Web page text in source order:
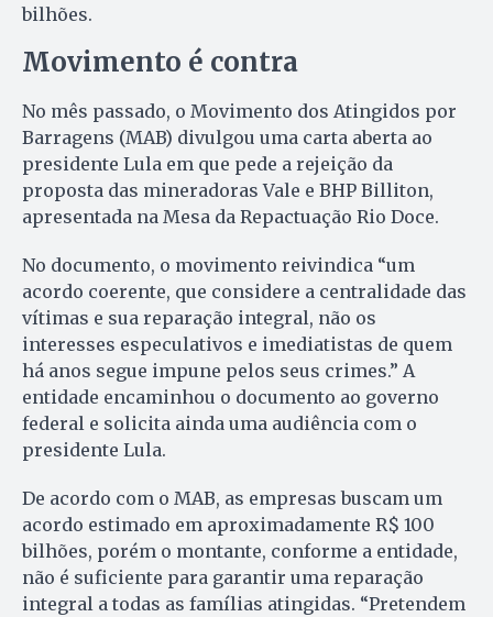
bilhões.
Movimento é contra
No mês passado, o Movimento dos Atingidos por
Barragens (MAB) divulgou uma carta aberta ao
presidente Lula em que pede a rejeição da
proposta das mineradoras Vale e BHP Billiton,
apresentada na Mesa da Repactuação Rio Doce.
No documento, o movimento reivindica “um
acordo coerente, que considere a centralidade das
vítimas e sua reparação integral, não os
interesses especulativos e imediatistas de quem
há anos segue impune pelos seus crimes.” A
entidade encaminhou o documento ao governo
federal e solicita ainda uma audiência com o
presidente Lula.
De acordo com o MAB, as empresas buscam um
acordo estimado em aproximadamente R$ 100
bilhões, porém o montante, conforme a entidade,
não é suficiente para garantir uma reparação
integral a todas as famílias atingidas. “Pretendem